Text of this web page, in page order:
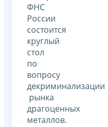
ФНС
России
состоится
круглый
стол
по
вопросу
декриминализации
рынка
драгоценных
металлов.